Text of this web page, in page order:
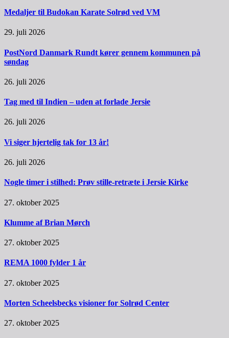
Medaljer til Budokan Karate Solrød ved VM
29. juli 2026
PostNord Danmark Rundt kører gennem kommunen på
søndag
26. juli 2026
Tag med til Indien – uden at forlade Jersie
26. juli 2026
Vi siger hjertelig tak for 13 år!
26. juli 2026
Nogle timer i stilhed: Prøv stille-retræte i Jersie Kirke
27. oktober 2025
Klumme af Brian Mørch
27. oktober 2025
REMA 1000 fylder 1 år
27. oktober 2025
Morten Scheelsbecks visioner for Solrød Center
27. oktober 2025